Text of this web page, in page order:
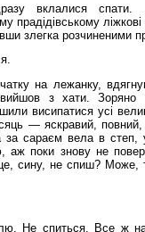
вклалися спати.
прадідівському
злегка розчиненими
на лежанку,
з хати. Зоряно
висипатися усі
— яскравий,
сараєм вела в степ,
аж поки знову не
сину, не спиш? Може,
Не спиться. Все ж